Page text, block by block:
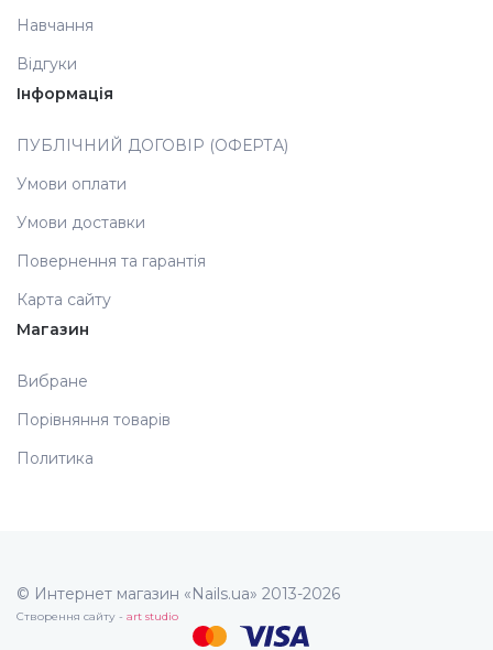
Навчання
Відгуки
Інформація
ПУБЛІЧНИЙ ДОГОВІР (ОФЕРТА)
Умови оплати
Умови доставки
Повернення та гарантія
Карта сайту
Магазин
Вибране
Порівняння товарів
Политика
© Интернет магазин «Nails.ua» 2013-2026
Створення сайту - art studio